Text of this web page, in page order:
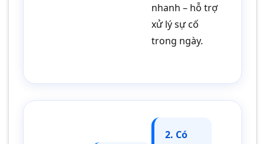
nhanh – hỗ trợ
xử lý sự cố
trong ngày.
2. Có